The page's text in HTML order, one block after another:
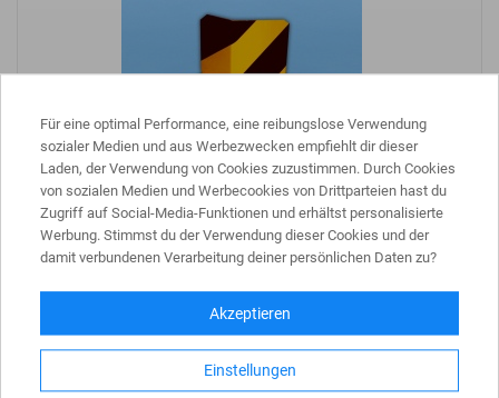
Anfahrschutzwinkel zum Aufdübeln
erhältlich in verschiedenen Höhen gemäß BGR 234
44,98 €
Menge
Für eine optimal Performance, eine reibungslose Verwendung
sozialer Medien und aus Werbezwecken empfiehlt dir dieser
Laden, der Verwendung von Cookies zuzustimmen. Durch Cookies
von sozialen Medien und Werbecookies von Drittparteien hast du
Zugriff auf Social-Media-Funktionen und erhältst personalisierte
Werbung. Stimmst du der Verwendung dieser Cookies und der
damit verbundenen Verarbeitung deiner persönlichen Daten zu?
Akzeptieren
Einstellungen